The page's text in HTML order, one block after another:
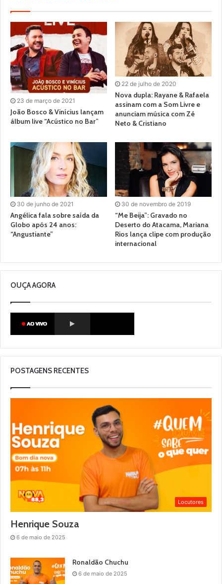
23 de março de 2021
João Bosco & Vinícius lançam
álbum live “Acústico no Bar”
22 de julho de 2020
Nova dupla: Rayane & Rafaela
assinam com a Som Livre e
anunciam música com Zé
Neto & Cristiano
30 de junho de 2021
Angélica fala sobre saída da
Globo após 24 anos:
“Angustiante”
30 de novembro de 2019
“Me Beija”: Gravado no
Deserto do Atacama, Mariana
Rios lança clipe com produção
internacional
OUÇA AGORA
POSTAGENS RECENTES
Locutores
Henrique Souza
6 de maio de 2025
Ronaldão Chuchu
6 de maio de 2025